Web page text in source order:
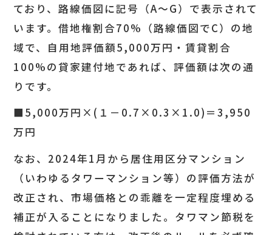
ており、路線価図に記号（A〜G）で表示されて
います。借地権割合70%（路線価図でC）の地
域で、自用地評価額5,000万円・賃貸割合
100%の貸家建付地であれば、評価額は次の通
りです。
■5,000万円×(１－0.7×0.3×1.0)＝3,950
万円
なお、2024年1月から居住用区分マンション
（いわゆるタワーマンション等）の評価方法が
改正され、市場価格との乖離を一定程度埋める
補正が入ることになりました。タワマン節税を